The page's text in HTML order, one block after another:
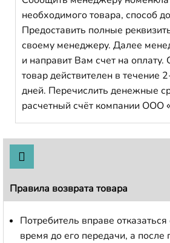
необходимого товара, способ
Предоставить полные
своему менеджеру. Далее
и направит Вам счет на оплату.
товар действителен в течение
дней. Перечислить денежные
расчетный счёт компании ООО
Правила возврата товара
Потребитель вправе
время до его передачи, а